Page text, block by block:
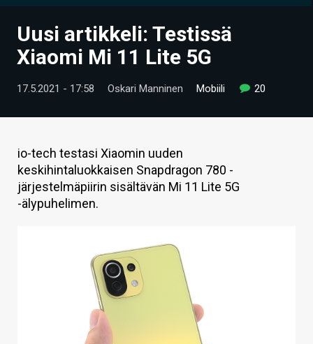
UUTISET
TIETOA
HINTA.FI
Uusi artikkeli: Testissä
Xiaomi Mi 11 Lite 5G
17.5.2021 - 17:58 Oskari Manninen Mobiili 20
io-tech testasi Xiaomin uuden
keskihintaluokkaisen Snapdragon 780 -
järjestelmäpiirin sisältävän Mi 11 Lite 5G
-älypuhelimen.